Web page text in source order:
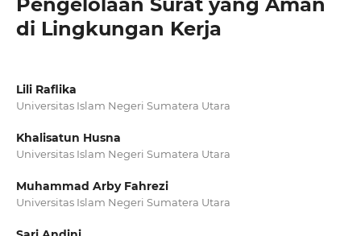
di Lingkungan Kerja
Lili Raflika
Universitas Islam Negeri Sumatera Utara
Khalisatun Husna
Universitas Islam Negeri Sumatera Utara
Muhammad Arby Fahrezi
Universitas Islam Negeri Sumatera Utara